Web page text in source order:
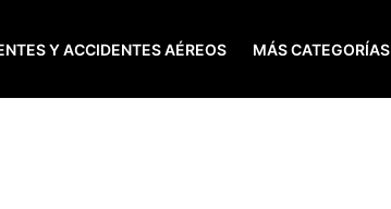
Y ACCIDENTES AÉREOS MÁS CATEGORÍAS